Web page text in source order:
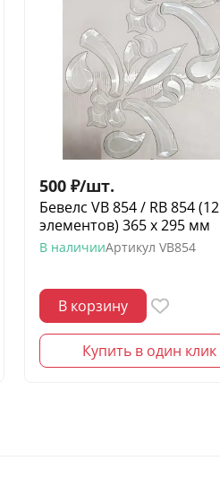
500 ₽/шт.
Бевелс VB 854 / RB 854 (12
элементов) 365 х 295 мм
В наличииАртикул VB854
В корзину
Купить в один клик